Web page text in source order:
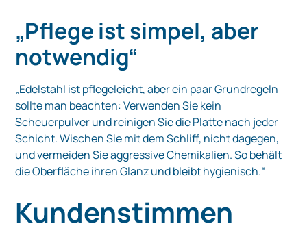
„Pflege ist simpel, aber
notwendig“
„Edelstahl ist pflegeleicht, aber ein paar Grundregeln
sollte man beachten: Verwenden Sie kein
Scheuerpulver und reinigen Sie die Platte nach jeder
Schicht. Wischen Sie mit dem Schliff, nicht dagegen,
und vermeiden Sie aggressive Chemikalien. So behält
die Oberfläche ihren Glanz und bleibt hygienisch.“
Kundenstimmen